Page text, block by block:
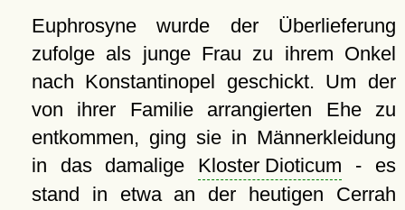
Euphrosyne wurde der Überlieferung
zufolge als junge Frau zu ihrem Onkel
nach Konstantinopel geschickt. Um der
von ihrer Familie arrangierten Ehe zu
entkommen, ging sie in Männerkleidung
in das damalige Kloster Dioticum - es
stand in etwa an der heutigen Cerrah